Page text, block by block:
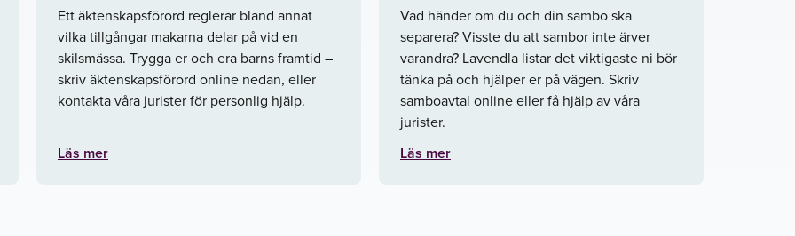
Ett äktenskapsförord reglerar bland annat
vilka tillgångar makarna delar på vid en
skilsmässa. Trygga er och era barns framtid –
skriv äktenskapsförord online nedan, eller
kontakta våra jurister för personlig hjälp.
Läs mer
Vad händer om du och din sambo ska
separera? Visste du att sambor inte ärver
varandra? Lavendla listar det viktigaste ni bör
tänka på och hjälper er på vägen. Skriv
samboavtal online eller få hjälp av våra
jurister.
Läs mer